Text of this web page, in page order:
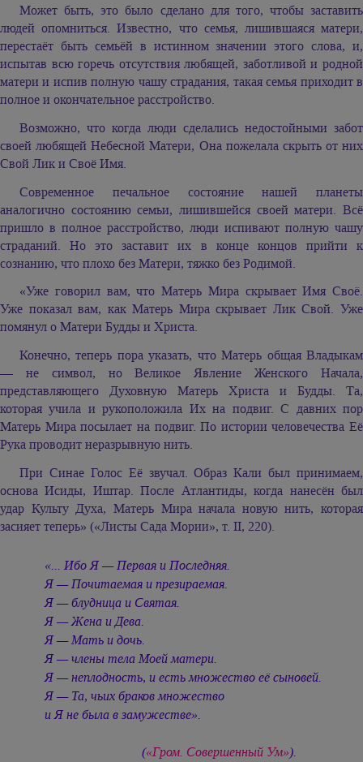
Может быть, это было сделано для того, чтобы заставить
людей опомниться. Известно, что семья, лишившаяся матери,
перестаёт быть семьёй в истинном значении этого слова, и,
испытав всю горечь отсутствия любящей, заботливой и родной
матери и испив полную чашу страдания, такая семья приходит в
полное и окончательное расстройство.
Возможно, что когда люди сделались недостойными забот
своей любящей Небесной Матери, Она пожелала скрыть от них
Свой Лик и Своё Имя.
Современное печальное состояние нашей планеты
аналогично состоянию семьи, лишившейся своей матери. Всё
пришло в полное расстройство, люди испивают полную чашу
страданий. Но это заставит их в конце концов прийти к
сознанию, что плохо без Матери, тяжко без Родимой.
«Уже говорил вам, что Матерь Мира скрывает Имя Своё.
Уже показал вам, как Матерь Мира скрывает Лик Свой. Уже
помянул о Матери Будды и Христа.
Конечно, теперь пора указать, что Матерь общая Владыкам
— не символ, но Великое Явление Женского Начала,
представляющего Духовную Матерь Христа и Будды. Та,
которая учила и рукоположила Их на подвиг. С давних пор
Матерь Мира посылает на подвиг. По истории человечества Её
Рука проводит неразрывную нить.
При Синае Голос Её звучал. Образ Кали был принимаем,
основа Исиды, Иштар. После Атлантиды, когда нанесён был
удар Культу Духа, Матерь Мира начала новую нить, которая
засияет теперь» («Листы Сада Мории», т. II, 220).
«... Ибо Я — Первая и Последняя.
Я — Почитаемая и презираемая.
Я — блудница и Святая.
Я — Жена и Дева.
Я — Мать и дочь.
Я — члены тела Моей матери.
Я — неплодность, и есть множество её сыновей.
Я — Та, чьих браков множество
и Я не была в замужестве».
(«Гром. Совершенный Ум»).